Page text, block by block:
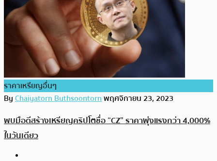
ราคาเหรียญอื่นๆ
ByChaiyatorn Buthsoontornพฤศจิกายน 23, 2023
พบมือดีสร้างเหรียญคริปโตชื่อ “CZ” ราคาพุ่งแรงกว่า 4,000%
ในวันเดียว